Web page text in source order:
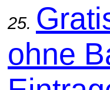
25.
ohne